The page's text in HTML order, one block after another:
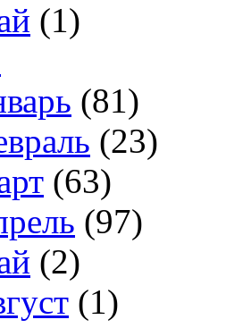
(1)
(81)
(23)
(63)
(97)
(2)
(1)